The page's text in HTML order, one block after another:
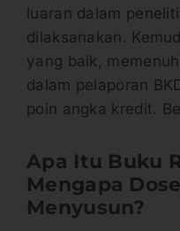
luaran dalam
dilaksanakan.
yang baik,
dalam pelaporan
poin angka kredit.
Apa Itu Buku
Mengapa
Menyusun?